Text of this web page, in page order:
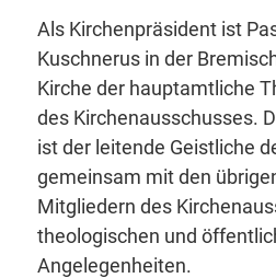
Als Kirchenpräsident ist
Kuschnerus in der
Kirche der hauptamtliche
des Kirchenausschusses.
ist der leitende Geistliche
gemeinsam mit den
Mitgliedern des
theologischen und
Angelegenheiten.